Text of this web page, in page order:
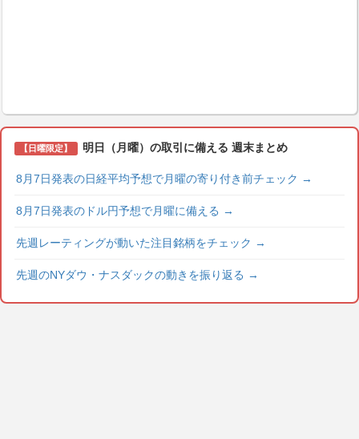
【日曜限定】 明日（月曜）の取引に備える 週末まとめ
8月7日発表の日経平均予想で月曜の寄り付き前チェック →
8月7日発表のドル円予想で月曜に備える →
先週レーティングが動いた注目銘柄をチェック →
先週のNYダウ・ナスダックの動きを振り返る →